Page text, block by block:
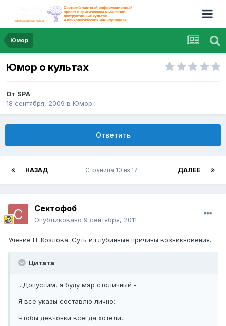
Юмор
Юмор о культах
От SPA
18 сентября, 2009 в Юмор
Ответить
НАЗАД ДАЛЕЕ
Страница 10 из 17
Сектофоб
Опубликовано 9 сентября, 2011
Учение Н. Козлова. Суть и глубинные причины возникновения.
Цитата
...Допустим, я буду мэр столичный -
Я все указы составлю лично:
Чтобы девчонки всегда хотели,